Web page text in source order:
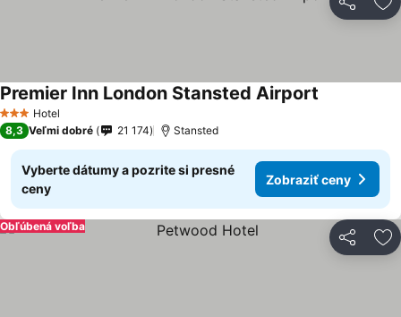
Zdieľať
3 Počet hviezdičiek
Hotel
Premier Inn London Stansted Airport
8,3 Veľmi dobré 21 174 Stansted
Vyberte dátumy a pozrite si presné
ceny
Zobraziť ceny
Zdieľať
Obľúbená voľba